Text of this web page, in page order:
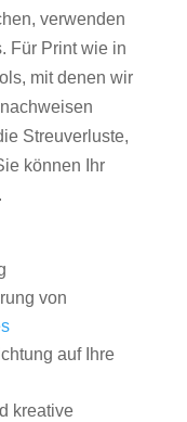
verwenden
Für Print wie in
mit denen wir
Streuverluste,
können Ihr
von
auf Ihre
kreative